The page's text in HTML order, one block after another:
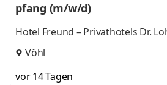
pfang (m/w/d)
Hotel Freund – Privathotels Dr.
Vöhl
vor 14 Tagen